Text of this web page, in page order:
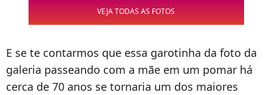
VEJA TODAS AS FOTOS
E se te contarmos que essa garotinha da foto da
galeria passeando com a mãe em um pomar há
cerca de 70 anos se tornaria um dos maiores